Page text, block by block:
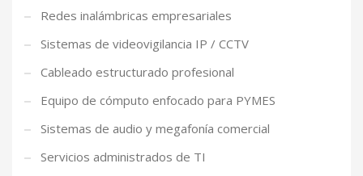
Redes inalámbricas empresariales
Sistemas de videovigilancia IP / CCTV
Cableado estructurado profesional
Equipo de cómputo enfocado para PYMES
Sistemas de audio y megafonía comercial
Servicios administrados de TI